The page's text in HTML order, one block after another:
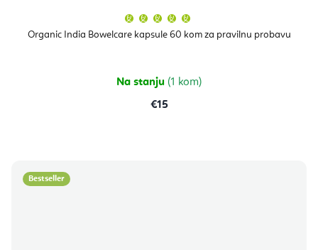
Organic India Bowelcare kapsule 60 kom za pravilnu probavu
proizvoda
je
zvjezdica.
Na stanju (1 kom)
€15
Bestseller